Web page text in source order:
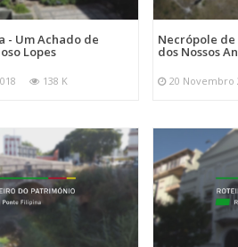
- Um Achado de
Lopes
138 K
Necrópole
dos Nossos
20 Novembro